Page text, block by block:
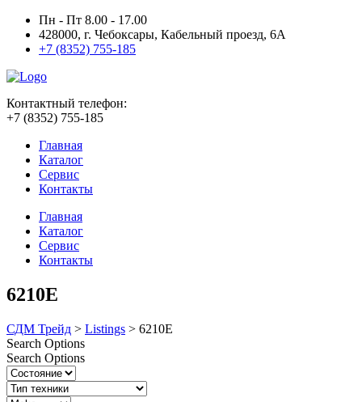
Пн - Пт 8.00 - 17.00
428000, г. Чебоксары, Кабельный проезд, 6А
+7 (8352) 755-185
Контактный телефон:
+7 (8352) 755-185
Главная
Каталог
Сервис
Контакты
Главная
Каталог
Сервис
Контакты
6210E
СДМ Трейд > Listings > 6210E
Search Options
Search Options